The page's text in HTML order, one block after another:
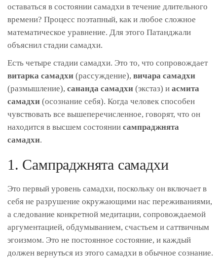
оставаться в состоянии самадхи в течение длительного
времени? Процесс поэтапный, как и любое сложное
математическое уравнение. Для этого Патанджали
объяснил стадии самадхи.
Есть четыре стадии самадхи. Это то, что сопровождает
витарка самадхи (рассуждение), вичара самадхи
(размышление), сананда самадхи (экстаз) и асмита
самадхи (осознание себя). Когда человек способен
чувствовать все вышеперечисленное, говорят, что он
находится в высшем состоянии сампраджнята
самадхи.
1. Сампраджнята самадхи
Это первый уровень самадхи, поскольку он включает в
себя не разрушение окружающими нас переживаниями,
а следование конкретной медитации, сопровождаемой
аргументацией, обдумыванием, счастьем и саттвичным
эгоизмом. Это не постоянное состояние, и каждый
должен вернуться из этого самадхи в обычное сознание.